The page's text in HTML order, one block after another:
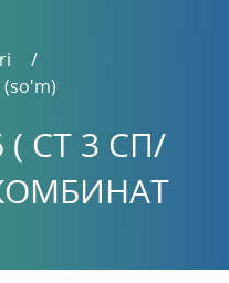
( СТ 3 СП/